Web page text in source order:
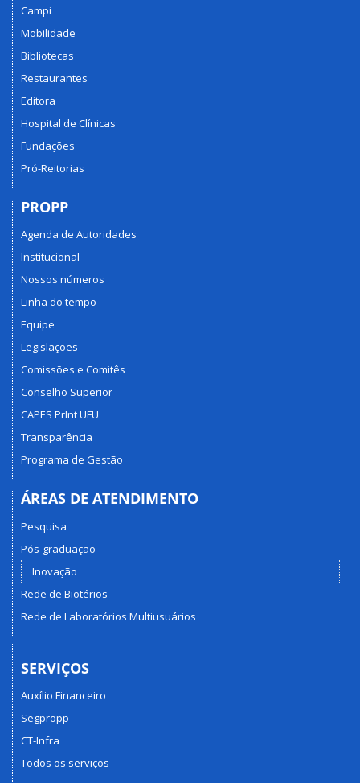
Campi
Mobilidade
Bibliotecas
Restaurantes
Editora
Hospital de Clínicas
Fundações
Pró-Reitorias
PROPP
Agenda de Autoridades
Institucional
Nossos números
Linha do tempo
Equipe
Legislações
Comissões e Comitês
Conselho Superior
CAPES PrInt UFU
Transparência
Programa de Gestão
ÁREAS DE ATENDIMENTO
Pesquisa
Pós-graduação
Inovação
Rede de Biotérios
Rede de Laboratórios Multiusuários
SERVIÇOS
Auxílio Financeiro
Segpropp
CT-Infra
Todos os serviços